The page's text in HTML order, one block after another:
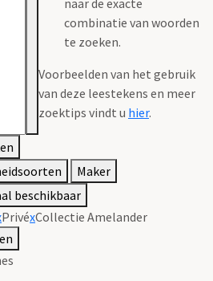
combinatie van woorden
te zoeken.
Voorbeelden van het gebruik
van deze leestekens en meer
zoektips vindt u hier.
Maker
beschikbaar
PrivéxCollectie Amelander